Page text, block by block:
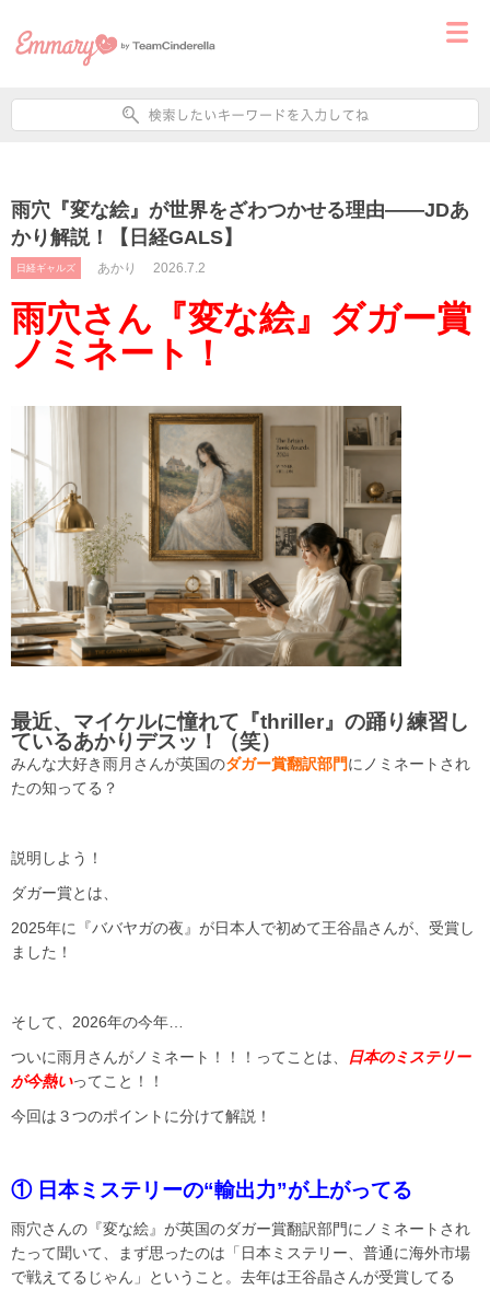
雨穴『変な絵』が世界をざわつかせる理由——JDあ
かり解説！【日経GALS】
日経ギャルズ あかり 2026.7.2
雨穴さん『変な絵』ダガー賞
ノミネート！
最近、マイケルに憧れて『thriller』の踊り練習し
ているあかりデスッ！（笑）
みんな大好き雨月さんが英国のダガー賞翻訳部門にノミネートされ
たの知ってる？
説明しよう！
ダガー賞とは、
2025年に『ババヤガの夜』が日本人で初めて王谷晶さんが、受賞し
ました！
そして、2026年の今年…
ついに雨月さんがノミネート！！！ってことは、
日本のミステリー
が今熱いってこと！！
今回は３つのポイントに分けて解説！
① 日本ミステリーの“輸出力”が上がってる
雨穴さんの『変な絵』が英国のダガー賞翻訳部門にノミネートされ
たって聞いて、まず思ったのは「日本ミステリー、普通に海外市場
で戦えてるじゃん」ということ。去年は王谷晶さんが受賞してる